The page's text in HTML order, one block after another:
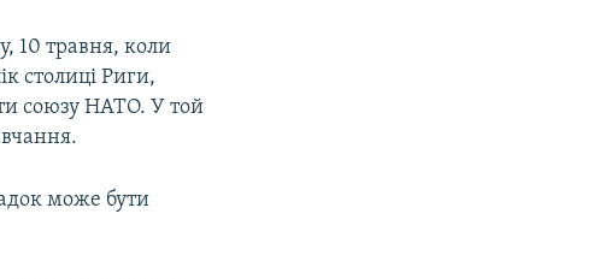
10 травня, коли
столиці Риги,
союзу НАТО. У той
може бути